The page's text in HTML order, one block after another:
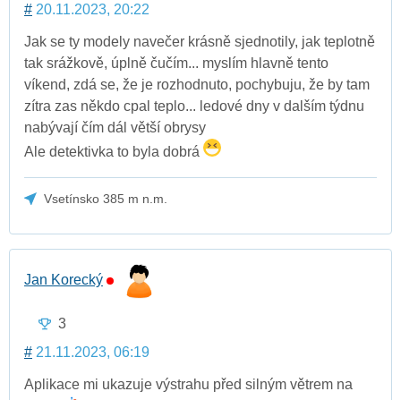
# 20.11.2023, 20:22
Jak se ty modely navečer krásně sjednotily, jak teplotně
tak srážkově, úplně čučím... myslím hlavně tento
víkend, zdá se, že je rozhodnuto, pochybuju, že by tam
zítra zas někdo cpal teplo... ledové dny v dalším týdnu
nabývají čím dál větší obrysy
Ale detektivka to byla dobrá
Vsetínsko 385 m n.m.
Jan Korecký
3
# 21.11.2023, 06:19
Aplikace mi ukazuje výstrahu před silným větrem na